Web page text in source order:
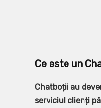
Ce este un
Chatboții au
serviciul clienți